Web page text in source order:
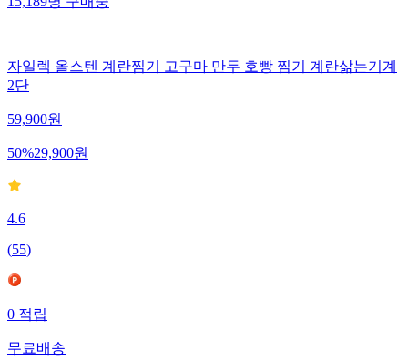
자일렉 올스텐 계란찜기 고구마 만두 호빵 찜기 계란삶는기계
2단
59,900원
50%29,900원
4.6
(55)
0 적립
무료배송